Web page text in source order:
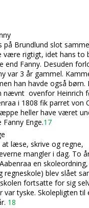
på Brundlund slot
være rigtigt, idet hans to
end Fanny. Desuden
var 3 år gammel.
han havde også
nævnt ovenfor Heinrich
i 1808 fik parret von
heller have været
Enge.17
læse, skrive og regne,
mangler i dag. To
en
regneskole) blev slået
fortsatte for sig
tyske. Skolepligten
18